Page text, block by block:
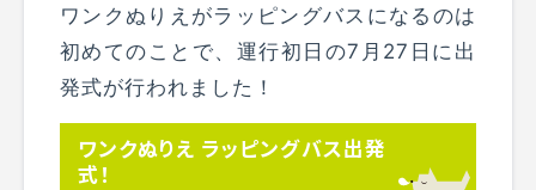
ワンクぬりえがラッピングバスになるのは
初めてのことで、運行初日の7月27日に出
発式が行われました！
ワンクぬりえ ラッピングバス出発
式！